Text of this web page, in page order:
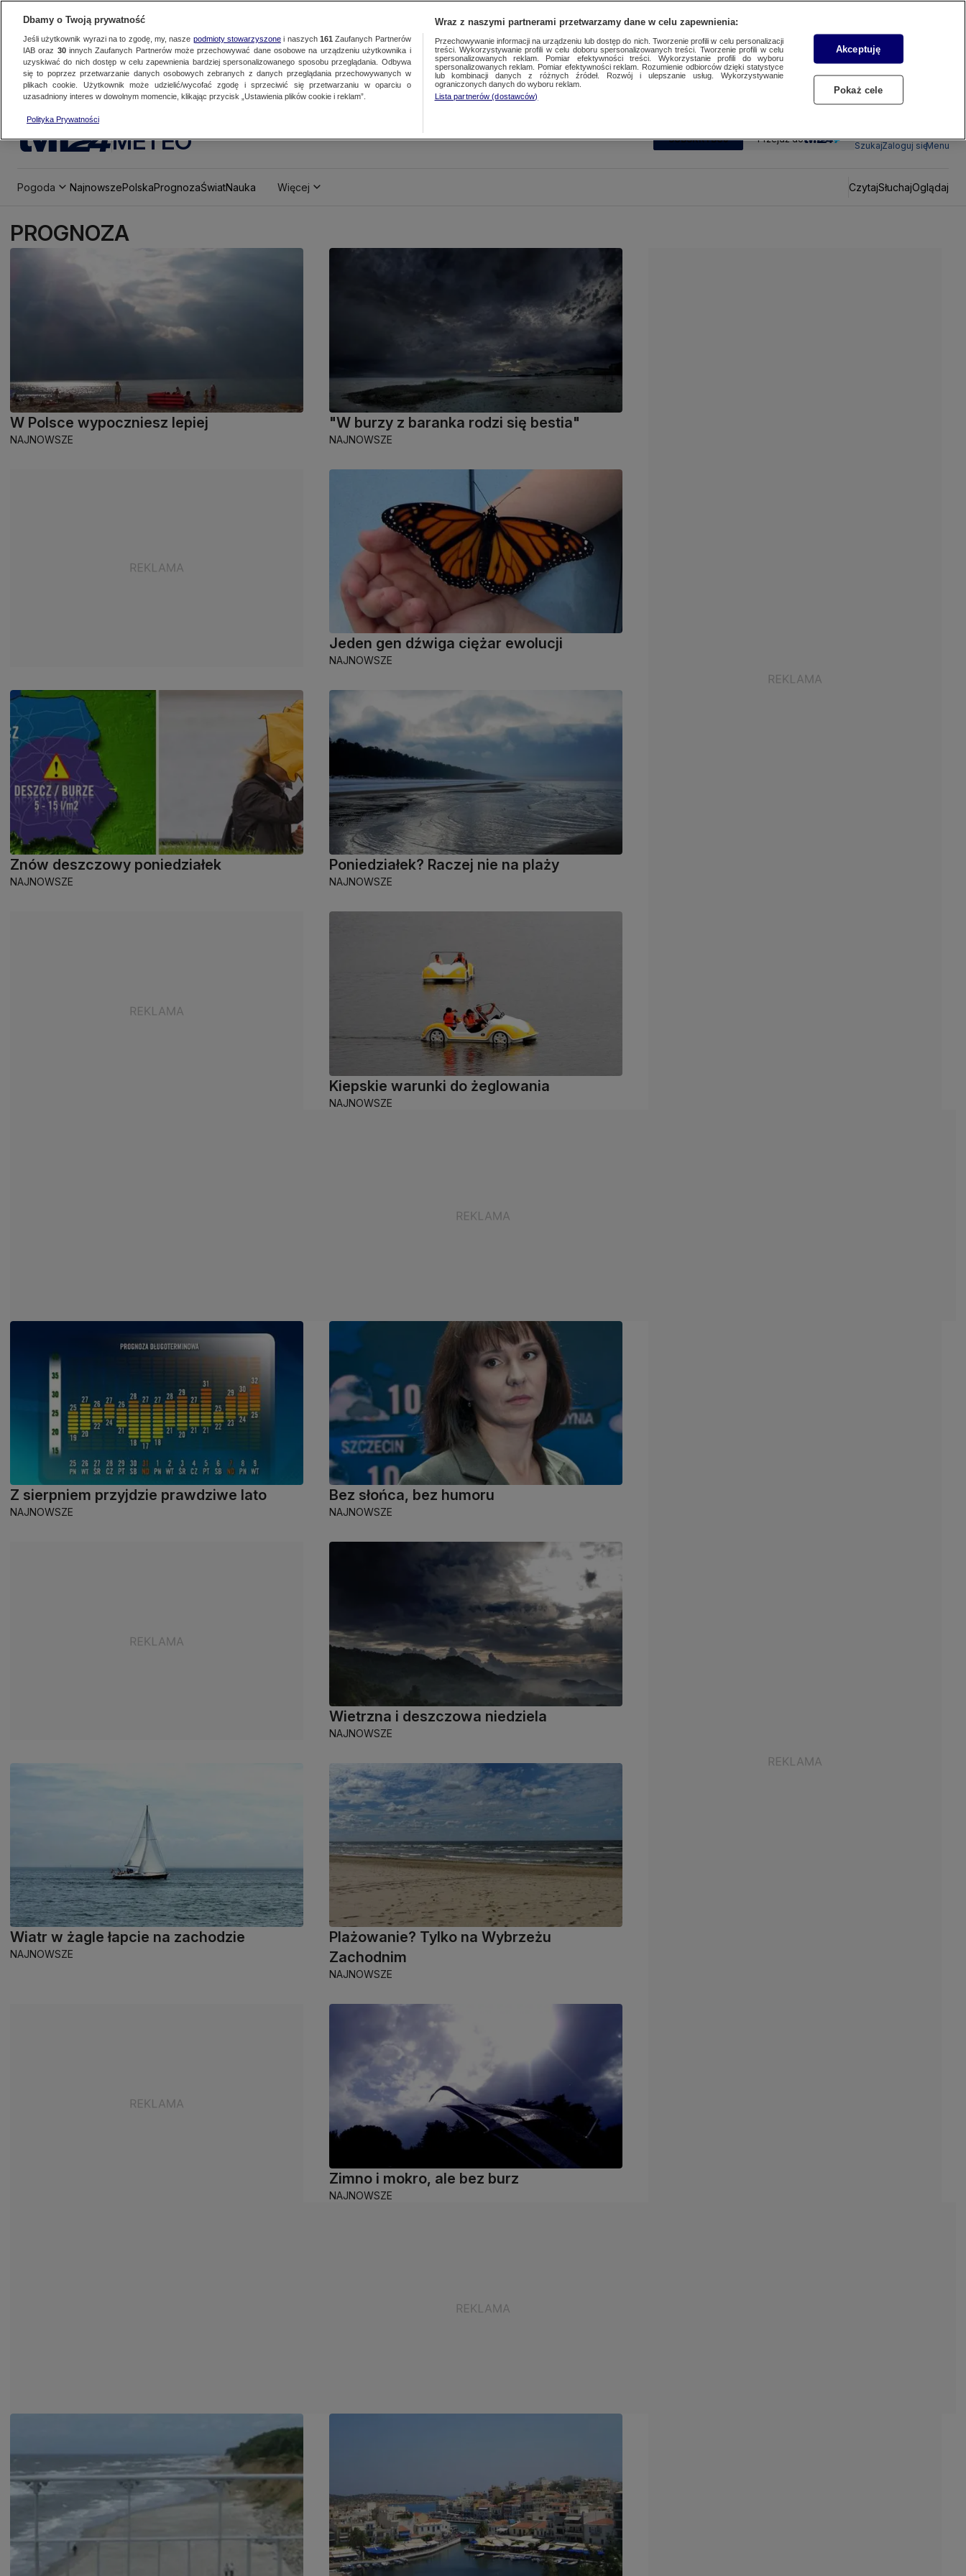
METEO SUBSKRYBUJ Przejdź do
SzukajZaloguj sięMenu
Pogoda NajnowszePolskaPrognozaŚwiatNauka Więcej CzytajSłuchajOglądaj
PROGNOZA
W Polsce wypoczniesz lepiej
NAJNOWSZE
"W burzy z baranka rodzi się bestia"
NAJNOWSZE
Jeden gen dźwiga ciężar ewolucji
NAJNOWSZE
Znów deszczowy poniedziałek
NAJNOWSZE
Poniedziałek? Raczej nie na plaży
NAJNOWSZE
Kiepskie warunki do żeglowania
NAJNOWSZE
Z sierpniem przyjdzie prawdziwe lato
NAJNOWSZE
Bez słońca, bez humoru
NAJNOWSZE
Wietrzna i deszczowa niedziela
NAJNOWSZE
Wiatr w żagle łapcie na zachodzie
NAJNOWSZE
Plażowanie? Tylko na Wybrzeżu
Zachodnim
NAJNOWSZE
Zimno i mokro, ale bez burz
NAJNOWSZE
Dbamy o Twoją prywatność
Jeśli użytkownik wyrazi na to zgodę, my, nasze podmioty stowarzyszonei naszych 161 Zaufanych Partnerów
IAB oraz 30innych Zaufanych Partnerów może przechowywać dane osobowe na urządzeniu użytkownika i
uzyskiwać do nich dostęp w celu zapewnienia bardziej spersonalizowanego sposobu przeglądania. Odbywa
się to poprzez przetwarzanie danych osobowych zebranych z danych przeglądania przechowywanych w
plikach cookie. Użytkownik może udzielić/wycofać zgodę i sprzeciwić się przetwarzaniu w oparciu o
uzasadniony interes w dowolnym momencie, klikając przycisk „Ustawienia plików cookie i reklam”.
Polityka Prywatności
Wraz z naszymi partnerami przetwarzamy dane w celu zapewnienia:
Przechowywanie informacji na urządzeniu lub dostęp do nich. Tworzenie profili w celu personalizacji
treści. Wykorzystywanie profili w celu doboru spersonalizowanych treści. Tworzenie profili w celu
spersonalizowanych reklam. Pomiar efektywności treści. Wykorzystanie profili do wyboru
spersonalizowanych reklam. Pomiar efektywności reklam. Rozumienie odbiorców dzięki statystyce
lub kombinacji danych z różnych źródeł. Rozwój i ulepszanie usług. Wykorzystywanie
ograniczonych danych do wyboru reklam.
Lista partnerów (dostawców)
Akceptuję
Pokaż cele